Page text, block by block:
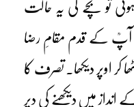
تو بچے کی یہ حالت
آپؒ کے قدم مقامِ رضا
کر اوپر دیکھا۔ تصرف کا
کے انداز میں دیکھنے کی دیر